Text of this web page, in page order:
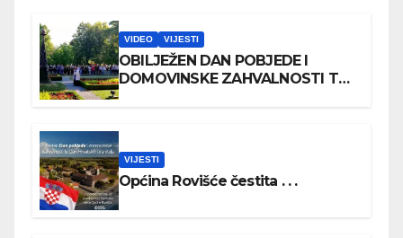
VIDEO VIJESTI
OBILJEŽEN DAN POBJEDE I
DOMOVINSKE ZAHVALNOSTI TE
VIJESTI
Općina Rovišće čestita . . .